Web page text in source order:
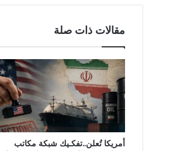
مقالات ذات صلة
أمريكا تُعلن..تفكـيك شبكة مكاتب